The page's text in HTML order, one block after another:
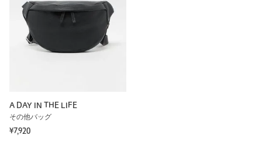
A DAY IN THE LIFE
その他バッグ
¥7,920